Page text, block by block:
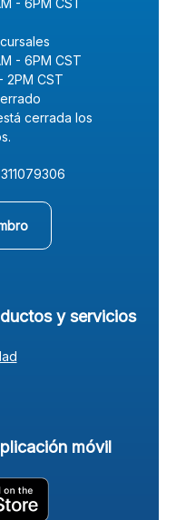
- 6PM CST
- 6PM CST
2PM CST
cerrada los
311079306
(Opens in a new Window)
y servicios
móvil